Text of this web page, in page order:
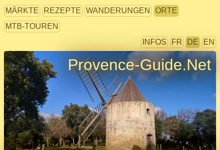
MÄRKTE REZEPTE WANDERUNGEN
ORTE
MTB-TOUREN
INFOS
FR DE EN
Provence-Guide.Net